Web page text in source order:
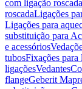
com ligação roscada
roscadaLigações
Ligações para
substituição para
e acessórios
tubosFixações para
ligaçõesVedantes
flangeGeberit